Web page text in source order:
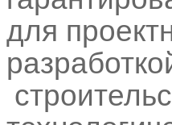
для